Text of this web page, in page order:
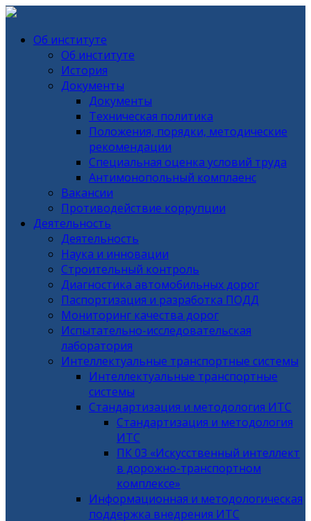
Об институте
Об институте
История
Документы
Документы
Техническая политика
Положения, порядки, методические
рекомендации
Специальная оценка условий труда
Антимонопольный комплаенс
Вакансии
Противодействие коррупции
Деятельность
Деятельность
Наука и инновации
Строительный контроль
Диагностика автомобильных дорог
Паспортизация и разработка ПОДД
Мониторинг качества дорог
Испытательно-исследовательская
лаборатория
Интеллектуальные транспортные системы
Интеллектуальные транспортные
системы
Стандартизация и методология ИТС
Стандартизация и методология
ИТС
ПК 03 «Искусственный интеллект
в дорожно-транспортном
комплексе»
Информационная и методологическая
поддержка внедрения ИТС